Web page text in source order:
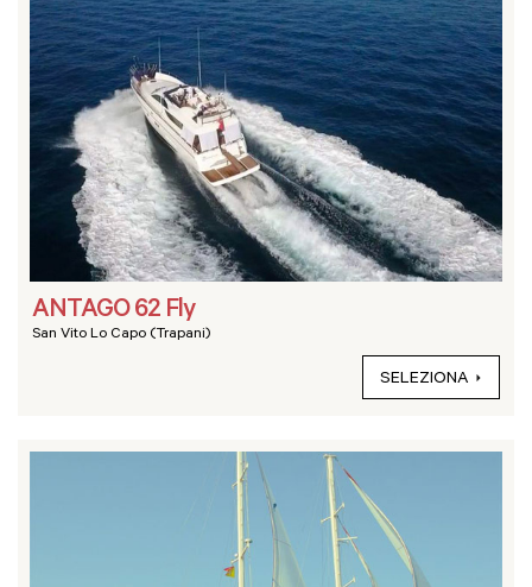
ANTAGO 62 Fly
San Vito Lo Capo (Trapani)
SELEZIONA